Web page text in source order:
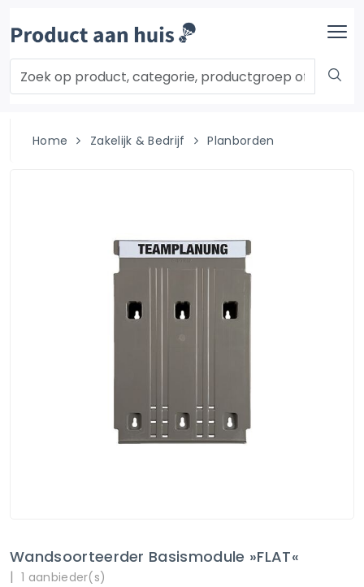
Home Zakelijk & Bedrijf Planborden
Wandsoorteerder Basismodule »FLAT«
| 1 aanbieder(s)